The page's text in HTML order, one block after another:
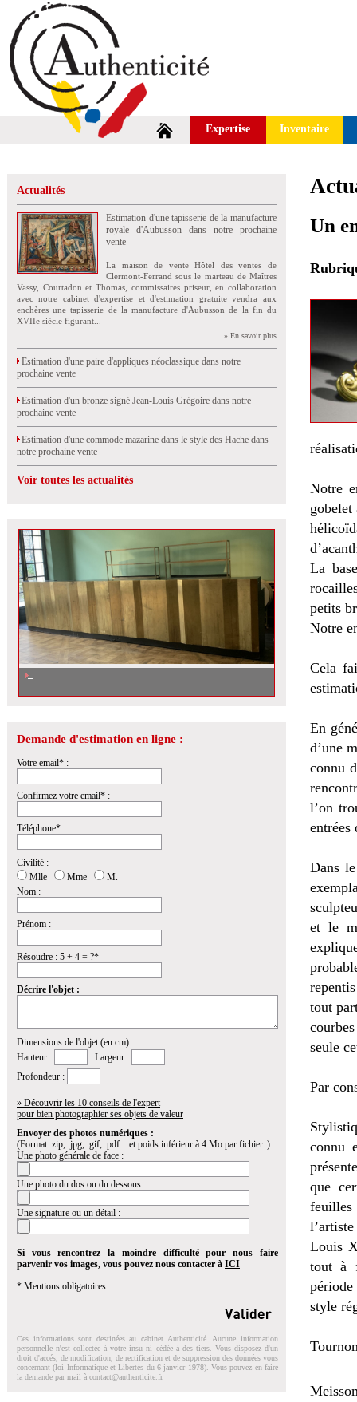
Expertise Inventaire
Actualités
Estimation d'une tapisserie de la manufacture
royale d'Aubusson dans notre prochaine
vente
La maison de vente Hôtel des ventes de
Clermont-Ferrand sous le marteau de Maîtres
Vassy, Courtadon et Thomas, commissaires priseur, en collaboration
avec notre cabinet d'expertise et d'estimation gratuite vendra aux
enchères une tapisserie de la manufacture d'Aubusson de la fin du
XVIIe siècle figurant...
» En savoir plus
Estimation d'une paire d'appliques néoclassique dans notre
prochaine vente
Estimation d'un bronze signé Jean-Louis Grégoire dans notre
prochaine vente
Estimation d'une commode mazarine dans le style des Hache dans
notre prochaine vente
Voir toutes les actualités
Demande d'estimation en ligne :
Votre email* :
Confirmez votre email* :
Téléphone* :
Civilité :
Mlle
Mme
M.
Nom :
Prénom :
Résoudre : 5 + 4 = ?*
Décrire l'objet :
Dimensions de l'objet (en cm) :
Hauteur :
Largeur :
Profondeur :
» Découvrir les 10 conseils de l'expert
pour bien photographier ses objets de valeur
Envoyer des photos numériques :
(Format .zip, .jpg, .gif, .pdf... et poids inférieur à 4 Mo par fichier. )
Une photo générale de face :
Une photo du dos ou du dessous :
Une signature ou un détail :
Si vous rencontrez la moindre difficulté pour nous faire
parvenir vos images, vous pouvez nous contacter à ICI
* Mentions obligatoires
Ces informations sont destinées au cabinet Authenticité. Aucune information
personnelle n'est collectée à votre insu ni cédée à des tiers. Vous disposez d'un
droit d'accés, de modification, de rectification et de suppression des données vous
concernant (loi Informatique et Libertés du 6 janvier 1978). Vous pouvez en faire
la demande par mail à contact@authenticite.fr.
Un
Notre
gobelet
La
petits
Notre
Cela
En
d’une
connu
l’on
entrées
Dans
et le
tout
seule
Par
connu
que
feuilles
Louis
tout à
style